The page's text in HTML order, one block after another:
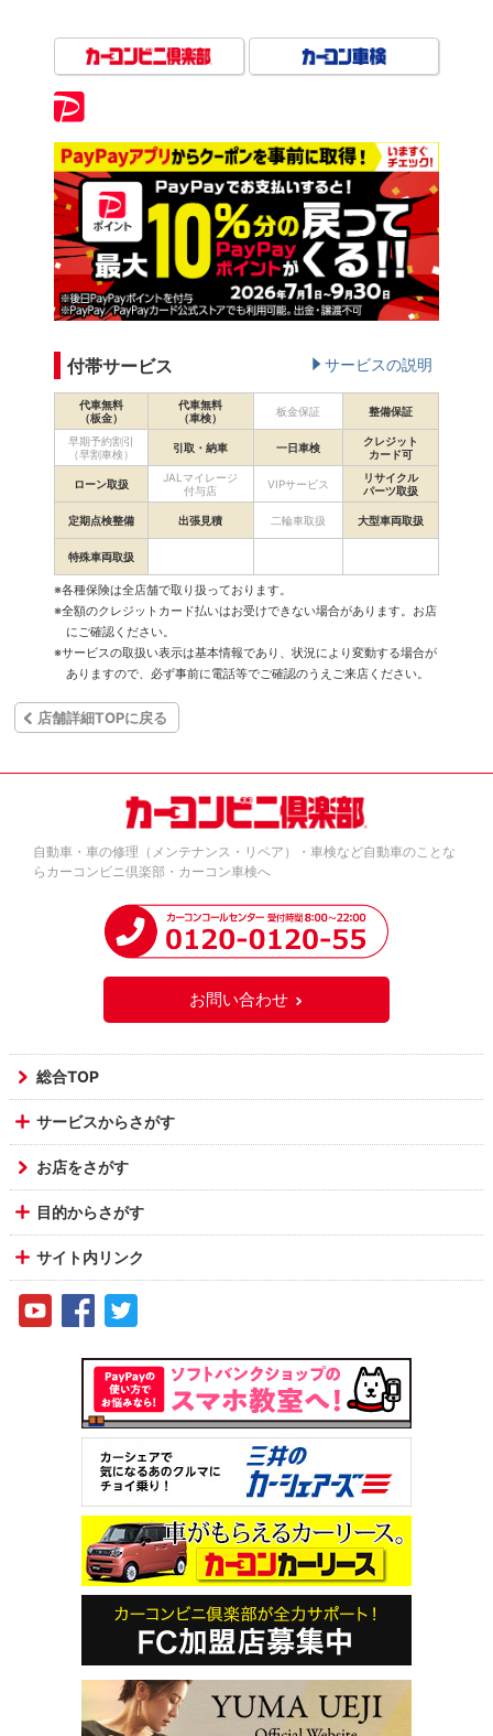
付帯サービス サービスの説明
代車無料
（板金）
代車無料
（車検）
板金保証 整備保証
早期予約割引
（早割車検）
引取・納車 一日車検
クレジット
カード可
ローン取扱
JALマイレージ
付与店
VIPサービス
リサイクル
パーツ取扱
定期点検整備 出張見積 二輪車取扱 大型車両取扱
特殊車両取扱
※各種保険は全店舗で取り扱っております。
※全額のクレジットカード払いはお受けできない場合があります。お店
にご確認ください。
※サービスの取扱い表示は基本情報であり、状況により変動する場合が
ありますので、必ず事前に電話等でご確認のうえご来店ください。
店舗詳細TOPに戻る
自動車・車の修理（メンテナンス・リペア）・車検など自動車のことな
らカーコンビニ倶楽部・カーコン車検へ
お問い合わせ
総合TOP
サービスからさがす
お店をさがす
目的からさがす
サイト内リンク